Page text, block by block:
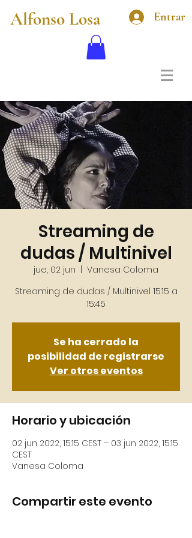
Alfonso Losa Entrar
Streaming de
dudas / Multinivel
jue, 02 jun
  |
Vanesa Coloma
Streaming de dudas / Multinivel 15:15 a
Se ha cerrado la
posibilidad de registrarse
Ver otros eventos
Horario y ubicación
02 jun 2022, 15:15 CEST – 03 jun 2022, 15:15
CEST
Vanesa Coloma
Compartir este evento